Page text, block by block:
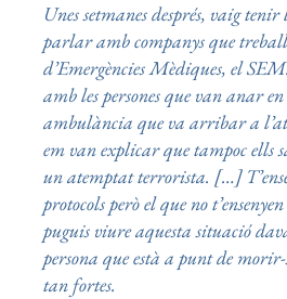
Unes setmanes després, vaig
parlar amb companys que
d’Emergències Mèdiques, el
amb les persones que van anar
ambulància que va arribar a
em van explicar que tampoc ells
un atemptat terrorista. […]
protocols però el que no
puguis viure aquesta situació
persona que està a punt de morir-
tan fortes.